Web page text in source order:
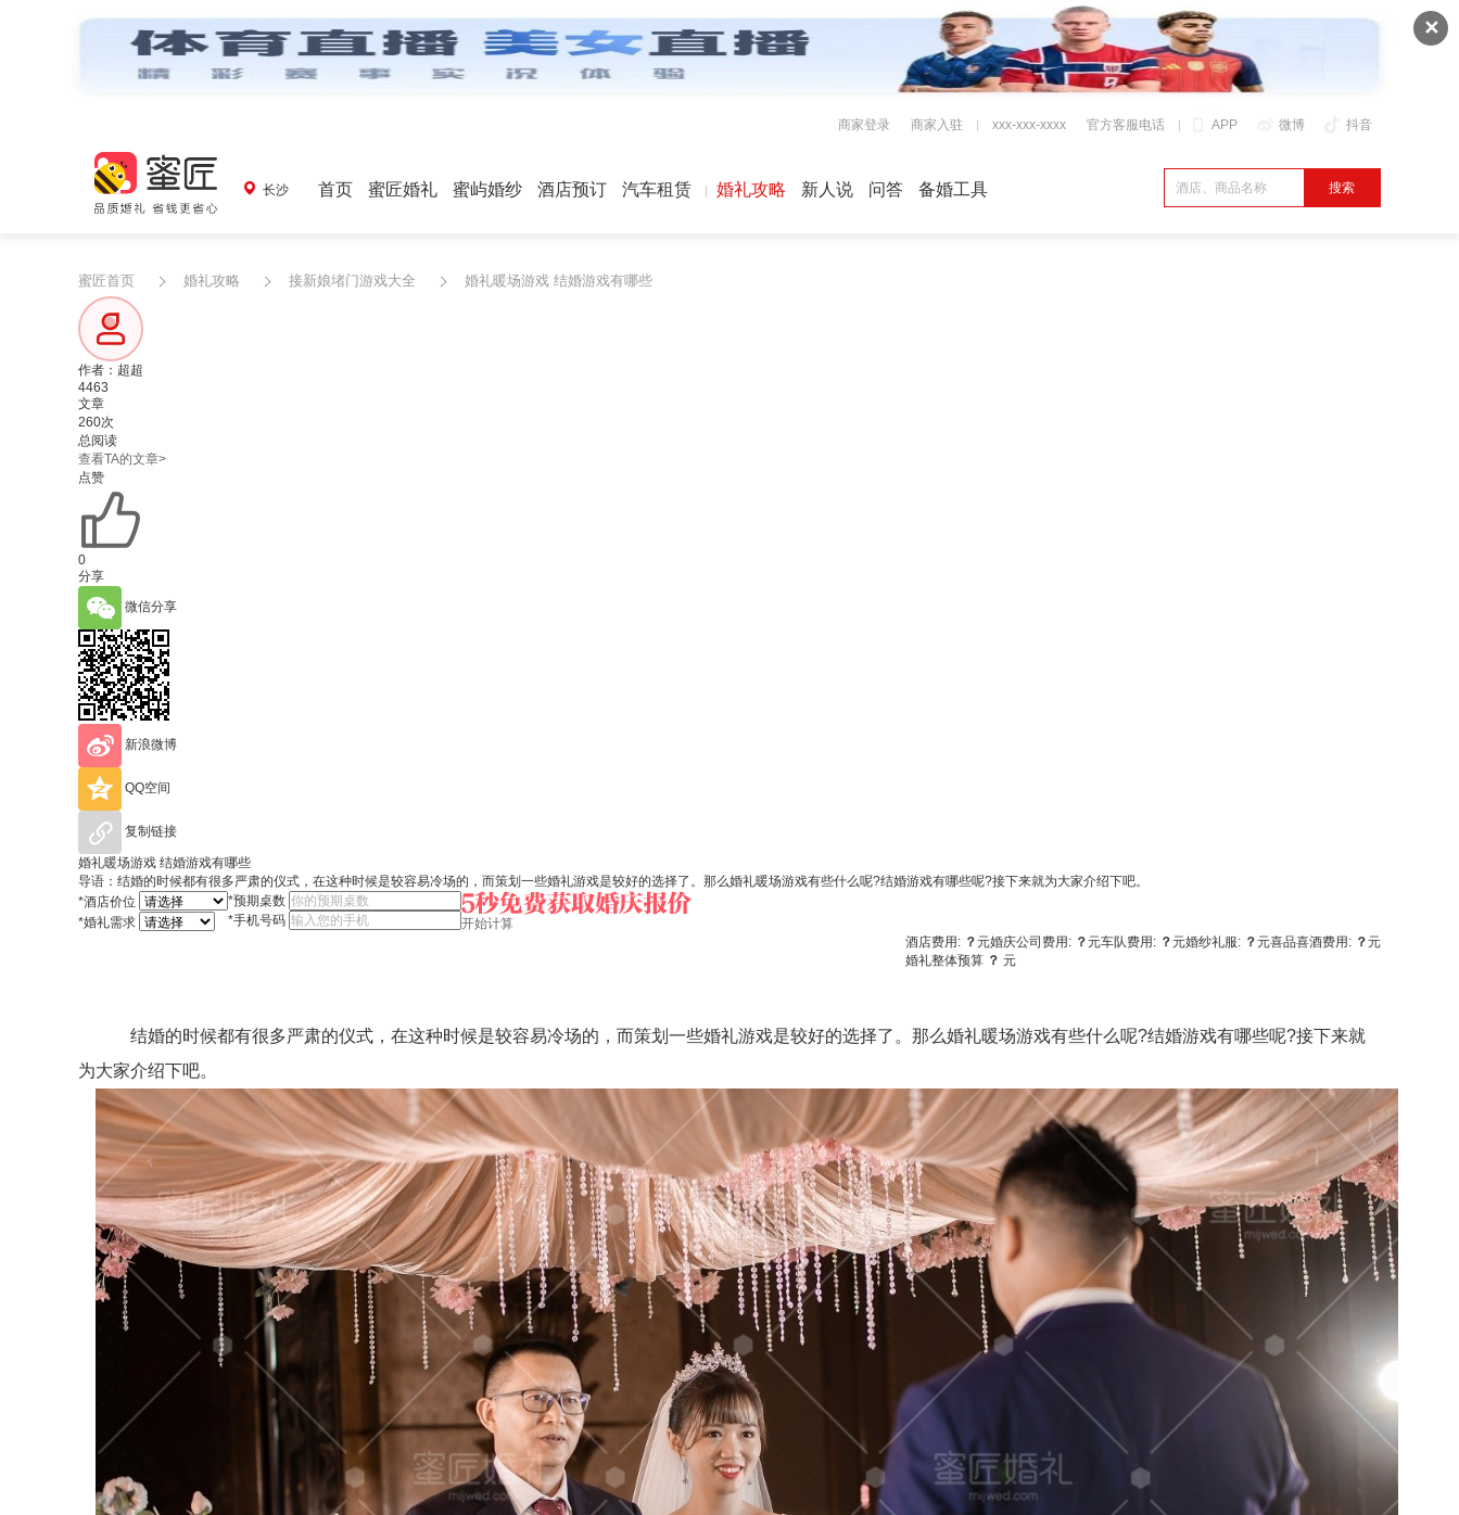
✕
APP 微博 抖音
商家登录 商家入驻 xxx-xxx-xxxx 官方客服电话
长沙 首页 蜜匠婚礼 蜜屿婚纱 酒店预订 汽车租赁 婚礼攻略 新人说 问答 备婚工具
蜜匠首页 婚礼攻略 接新娘堵门游戏大全 婚礼暖场游戏 结婚游戏有哪些
作者：超超
4463
文章
260次
总阅读
查看TA的文章>
点赞
0
分享
微信分享
新浪微博
QQ空间
复制链接
婚礼暖场游戏 结婚游戏有哪些
导语：结婚的时候都有很多严肃的仪式，在这种时候是较容易冷场的，而策划一些婚礼游戏是较好的选择了。那么婚礼暖场游戏有些什么呢?结婚游戏有哪些呢?接下来就为大家介绍下吧。
*酒店价位
*婚礼需求
*预期桌数
*手机号码
开始计算
酒店费用: ？元婚庆公司费用: ？元车队费用: ？元婚纱礼服: ？元喜品喜酒费用: ？元
婚礼整体预算 ？ 元
结婚的时候都有很多严肃的仪式，在这种时候是较容易冷场的，而策划一些婚礼游戏是较好的选择了。那么婚礼暖场游戏有些什么呢?结婚游戏有哪些呢?接下来就
为大家介绍下吧。